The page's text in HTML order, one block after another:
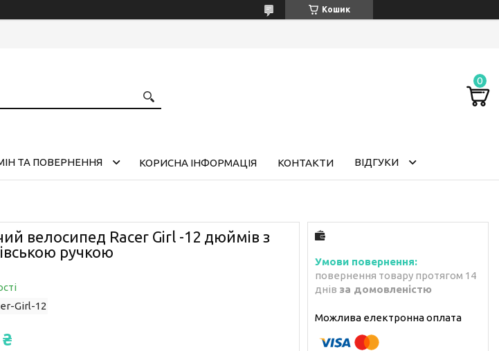
Кошик
ТА ПОВЕРНЕННЯ КОРИСНА ІНФОРМАЦІЯ КОНТАКТИ ВІДГУКИ
велосипед Racer Girl -12 дюймів з
ручкою
Girl-12
повернення товару протягом 14
днів за домовленістю